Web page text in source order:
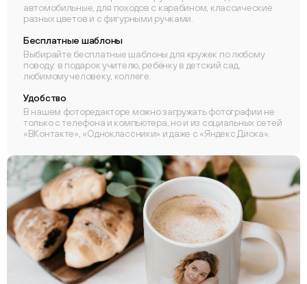
автомобильные, для походов с карабином, классические
разных цветов и с фигурными ручками.
Бесплатные шаблоны
Выбирайте бесплатные шаблоны для кружек по любому
поводу: в подарок учителю, ребёнку в детский сад,
любимому человеку, коллеге.
Удобство
В нашем фоторедакторе можно загружать фотографии не
только с телефона и компьютера, но и из социальных сетей
«ВКонтакте», «Одноклассники» и даже с «Яндекс Диска».